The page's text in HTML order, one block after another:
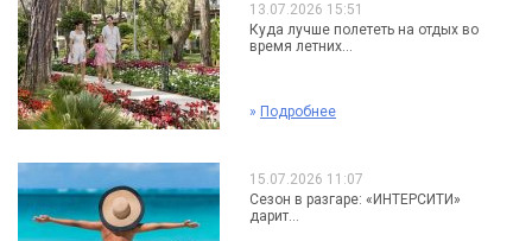
13.07.2026 15:51
Куда лучше полететь на отдых во
время летних...
» Подробнее
15.07.2026 11:07
Сезон в разгаре: «ИНТЕРСИТИ»
дарит...